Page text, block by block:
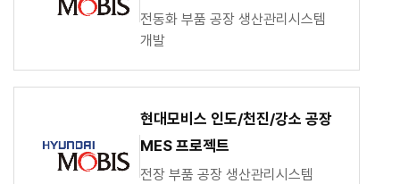
전동화 부품 공장 생산관리시스템
개발
현대모비스 인도/천진/강소 공장
MES 프로젝트
전장 부품 공장 생산관리시스템